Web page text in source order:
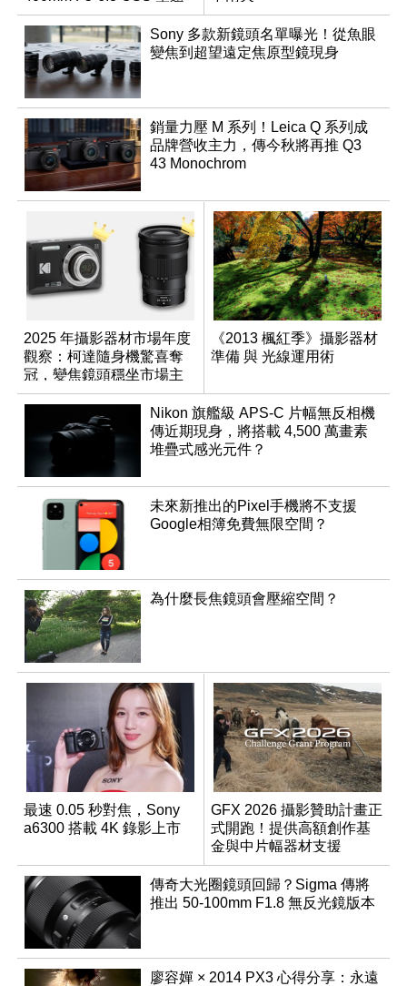
變焦鏡頭
Sony 多款新鏡頭名單曝光！從魚眼
變焦到超望遠定焦原型鏡現身
銷量力壓 M 系列！Leica Q 系列成
品牌營收主力，傳今秋將再推 Q3
43 Monochrom
2025 年攝影器材市場年度
觀察：柯達隨身機驚喜奪
冠，變焦鏡頭穩坐市場主
流
《2013 楓紅季》攝影器材
準備 與 光線運用術
Nikon 旗艦級 APS-C 片幅無反相機
傳近期現身，將搭載 4,500 萬畫素
堆疊式感光元件？
未來新推出的Pixel手機將不支援
Google相簿免費無限空間？
為什麼長焦鏡頭會壓縮空間？
最速 0.05 秒對焦，Sony
a6300 搭載 4K 錄影上市
GFX 2026 攝影贊助計畫正
式開跑！提供高額創作基
金與中片幅器材支援
傳奇大光圈鏡頭回歸？Sigma 傳將
推出 50-100mm F1.8 無反光鏡版本
廖容嬋 × 2014 PX3 心得分享：永遠